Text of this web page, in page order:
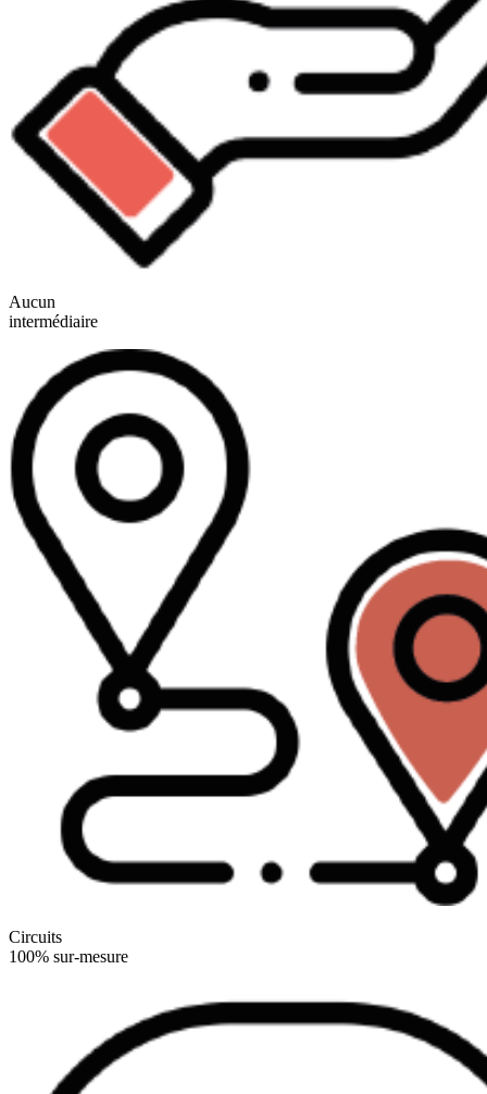
Aucun
intermédiaire
Circuits
100% sur-mesure